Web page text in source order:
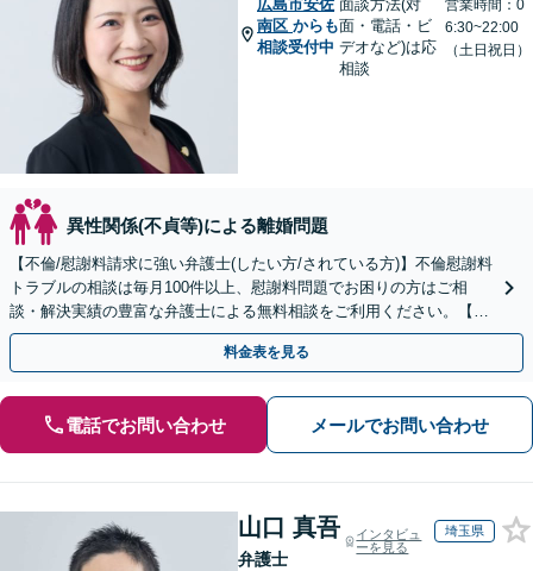
広島市安佐
南区 からも
相談受付中
面談方法(対
面・電話・ビ
デオなど)は応
相談
営業時間：0
6:30~22:00
（土日祝日）
異性関係(不貞等)による離婚問題
【不倫/慰謝料請求に強い弁護士(したい方/されている方)】不倫慰謝料
トラブルの相談は毎月100件以上、慰謝料問題でお困りの方はご相
談・解決実績の豊富な弁護士による無料相談をご利用ください。【不
倫相談は初回0円】【全国対応】
料金表を見る
電話でお問い合わせ メールでお問い合わせ
山口 真吾
弁護士
インタビュ
ーを見る
埼玉県